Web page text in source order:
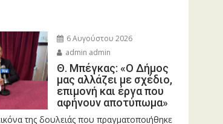
6 Αυγούστου 2026
admin admin
Θ. Μπέγκας: «Ο Δήμος
μας αλλάζει με σχέδιο,
επιμονή και έργα που
αφήνουν αποτύπωμα»
της δουλειάς που πραγματοποιήθηκε